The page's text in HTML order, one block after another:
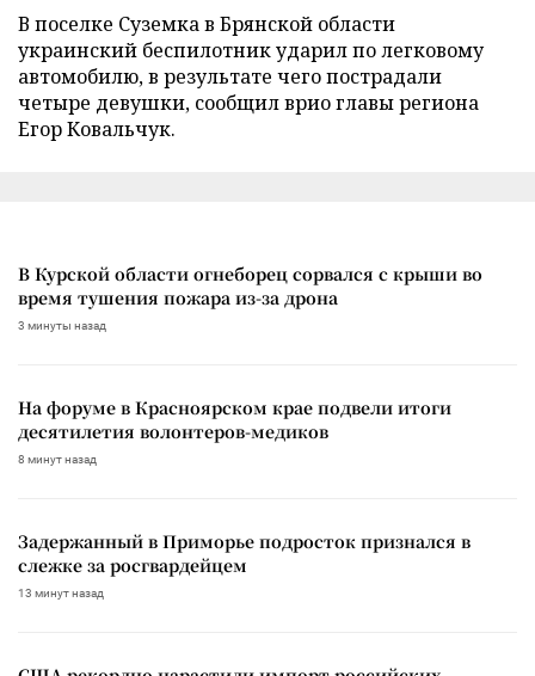
В поселке Суземка в Брянской области
украинский беспилотник ударил по легковому
автомобилю, в результате чего пострадали
четыре девушки, сообщил врио главы региона
Егор Ковальчук.
В Курской области огнеборец сорвался с крыши во
время тушения пожара из-за дрона
3 минуты назад
На форуме в Красноярском крае подвели итоги
десятилетия волонтеров-медиков
8 минут назад
Задержанный в Приморье подросток признался в
слежке за росгвардейцем
13 минут назад